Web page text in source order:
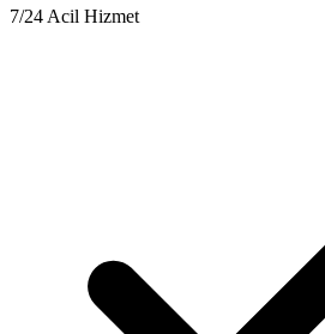
7/24 Acil Hizmet